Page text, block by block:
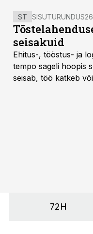
ST SISUTURUNDUS
seisakuid
Ehitus-, tööstus- ja
tempo sageli hoopis
seisab, töö katkeb
72H